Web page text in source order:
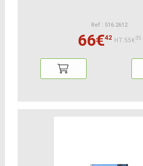
Ref : 516.2612
66€42 HT:55€35